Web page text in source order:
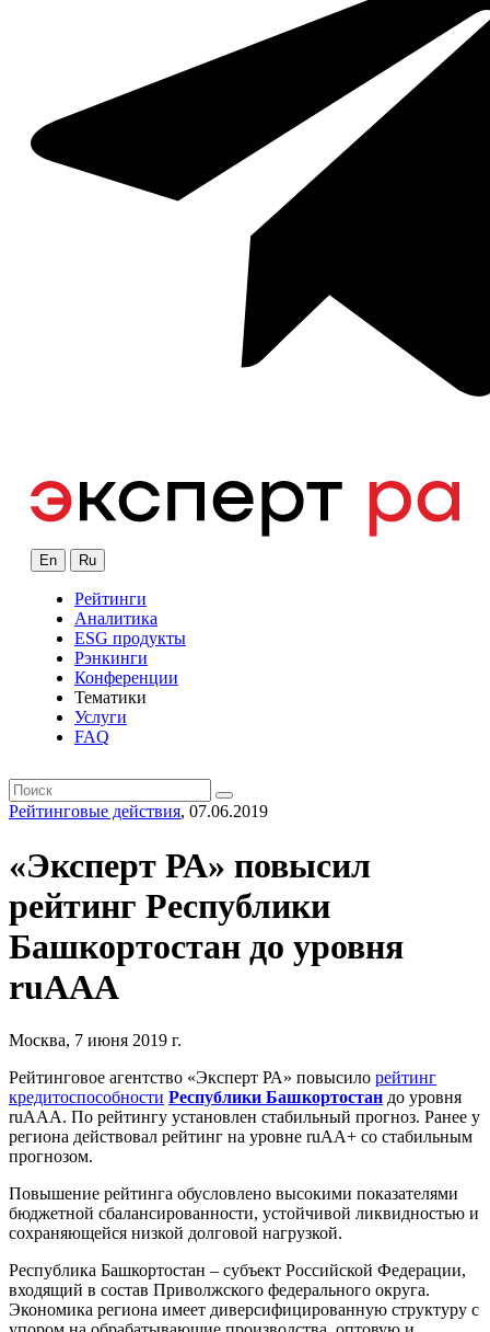
En Ru
Рейтинги
Аналитика
ESG продукты
Рэнкинги
Конференции
Тематики
Услуги
FAQ
Рейтинговые действия, 07.06.2019
«Эксперт РА» повысил
рейтинг Республики
Башкортостан до уровня
ruААА
Москва, 7 июня 2019 г.
Рейтинговое агентство «Эксперт РА» повысило рейтинг
кредитоспособности Республики Башкортостан до уровня
ruААА. По рейтингу установлен стабильный прогноз. Ранее у
региона действовал рейтинг на уровне ruАА+ со стабильным
прогнозом.
Повышение рейтинга обусловлено высокими показателями
бюджетной сбалансированности, устойчивой ликвидностью и
сохраняющейся низкой долговой нагрузкой.
Республика Башкортостан – субъект Российской Федерации,
входящий в состав Приволжского федерального округа.
Экономика региона имеет диверсифицированную структуру с